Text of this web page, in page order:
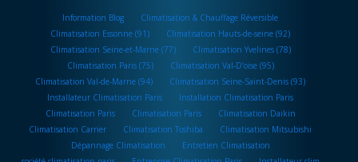
Information Blog
Climatisation & Chauffage Réversible
Climatisation Essonne (91)
Climatisation Hauts-de-seine (92)
Climatisation Seine-et-Marne (77)
Climatisation Yvelines (78)
Climatisation Paris (75)
Climatisation Val-D’oise (95)
Climatisation Val-de-Marne (94)
Climatisation Seine-Saint-Denis (93)
Installateur Climatisation Paris
Installation Climatisation Paris
Climatisation Paris
Climatisation Paris
Climatisation Daikin
Climatisation Carrier
Climatisation Toshiba
Climatisation Mitsubishi
Dépannage Climatisation
Entretien Climatisation